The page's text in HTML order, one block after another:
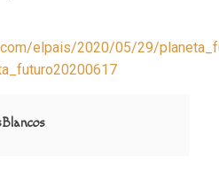
elpais/2020/05/29/